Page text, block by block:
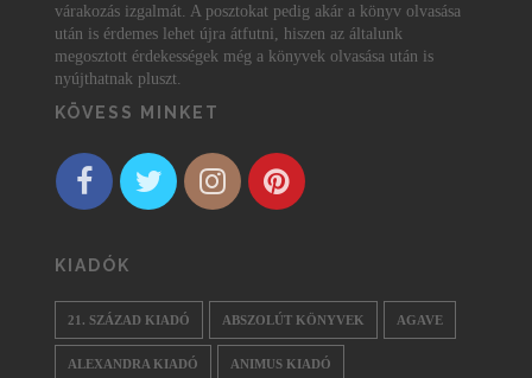
várakozás izgalmát. A posztokat pedig akár a könyv olvasása
után is érdemes lehet újra átfutni, hiszen az általunk
megosztott érdekességek még a könyvek olvasása után is
nyújthatnak pluszt.
KÖVESS MINKET
KIADÓK
21. SZÁZAD KIADÓ ABSZOLÚT KÖNYVEK AGAVE
ALEXANDRA KIADÓ ANIMUS KIADÓ